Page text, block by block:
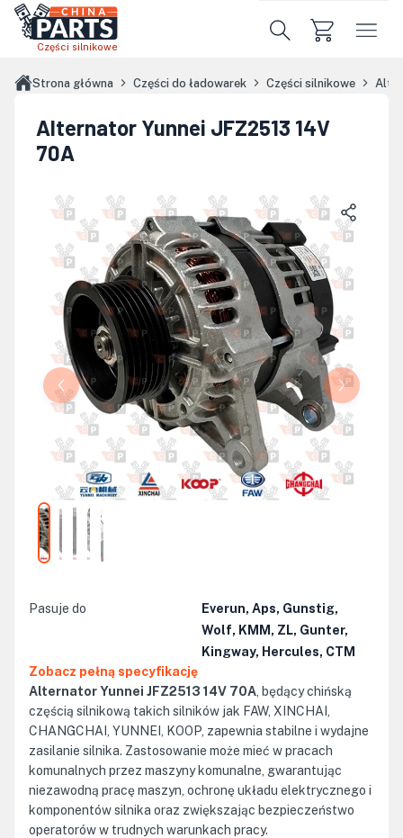
Przejdź do treści głównej
Części silnikowe
Strona główna Części do ładowarek Części silnikowe
Alternator Yunnei JFZ2513 14V
70A
Pasuje do
Everun, Aps, Gunstig,
Wolf, KMM, ZL, Gunter,
Kingway, Hercules, CTM
Zobacz pełną specyfikację
Alternator Yunnei JFZ2513 14V 70A , będący chińską
częścią silnikową takich silników jak FAW, XINCHAI,
CHANGCHAI, YUNNEI, KOOP, zapewnia stabilne i wydajne
zasilanie silnika. Zastosowanie może mieć w pracach
komunalnych przez maszyny komunalne, gwarantując
niezawodną pracę maszyn, ochronę układu elektrycznego i
komponentów silnika oraz zwiększając bezpieczeństwo
operatorów w trudnych warunkach pracy.